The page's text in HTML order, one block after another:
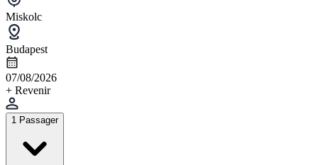
Miskolc
Budapest
07/08/2026
+ Revenir
1 Passager